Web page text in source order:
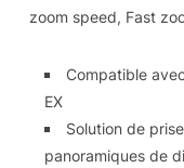
zoom speed, Fast
Compatible
EX
Solution de
panoramiques de